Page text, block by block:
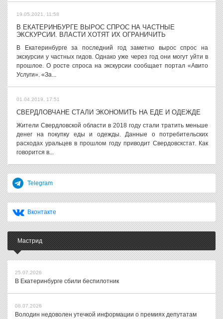
19.05.2021, 11:58
В ЕКАТЕРИНБУРГЕ ВЫРОС СПРОС НА ЧАСТНЫЕ
ЭКСКУРСИИ. ВЛАСТИ ХОТЯТ ИХ ОГРАНИЧИТЬ
В Екатеринбурге за последний год заметно вырос спрос на
экскурсии у частных гидов. Однако уже через год они могут уйти в
прошлое. О росте спроса на экскурсии сообщает портал «Авито
Услуги». «За...
01.04.2019, 17:51
СВЕРДЛОВЧАНЕ СТАЛИ ЭКОНОМИТЬ НА ЕДЕ И ОДЕЖДЕ
Жители Свердловской области в 2018 году стали тратить меньше
денег на покупку еды и одежды. Данные о потребительских
расходах уральцев в прошлом году приводит Свердовскстат. Как
говорится в...
Telegram
Вконтакте
Мастрид
25.07.2026
В Екатеринбурге сбили беспилотник
08.07.2026
Володин недоволен утечкой информации о премиях депутатам